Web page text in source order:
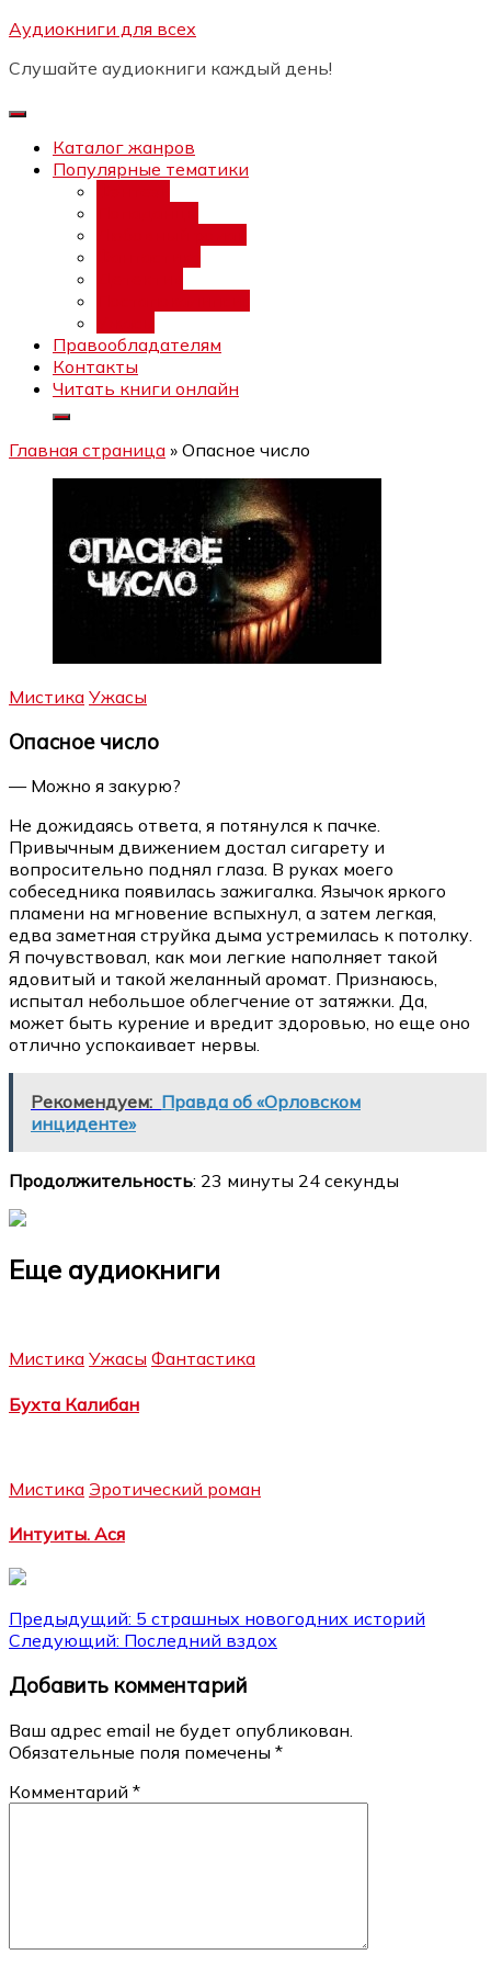
Перейти
содержимому
Аудиокниги для всех
Слушайте аудиокниги каждый день!
Каталог жанров
Популярные тематики
Правообладателям
Контакты
Читать книги онлайн
Главная страница » Опасное число
Мистика Ужасы
Опасное число
— Можно я закурю?
Не дожидаясь ответа, я потянулся к пачке.
Привычным движением достал сигарету и
вопросительно поднял глаза. В руках моего
собеседника появилась зажигалка. Язычок яркого
пламени на мгновение вспыхнул, а затем легкая,
едва заметная струйка дыма устремилась к потолку.
Я почувствовал, как мои легкие наполняет такой
ядовитый и такой желанный аромат. Признаюсь,
испытал небольшое облегчение от затяжки. Да,
может быть курение и вредит здоровью, но еще оно
отлично успокаивает нервы.
Рекомендуем: Правда об «Орловском
инциденте»
Продолжительность: 23 минуты 24 секунды
Еще аудиокниги
Мистика Ужасы Фантастика
Бухта Калибан
Мистика Эротический роман
Интуиты. Ася
Навигация
по
записям
Предыдущий: 5 страшных новогодних историй
Следующий: Последний вздох
Добавить комментарий
Ваш адрес email не будет опубликован.
Обязательные поля помечены *
Комментарий *
Бесплатный интенсив:
каналов"